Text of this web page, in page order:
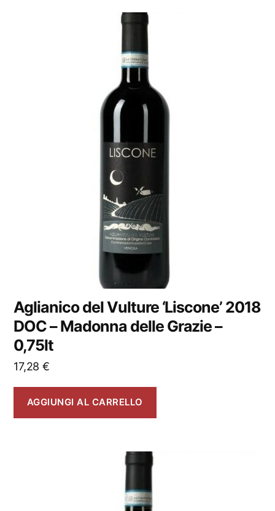
Aglianico del Vulture ‘Liscone’ 2018
DOC – Madonna delle Grazie –
0,75lt
17,28 €
AGGIUNGI AL CARRELLO